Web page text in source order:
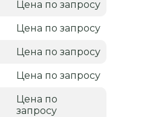
Цена по запросу
Цена по запросу
Цена по запросу
Цена по запросу
Цена по
запросу